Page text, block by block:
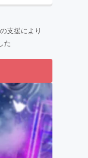
支援により
た